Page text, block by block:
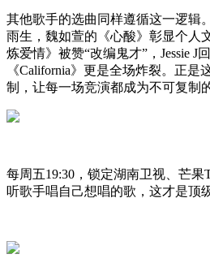
其他歌手的选曲同样遵循这一逻辑
雨生，魏如萱的《心酸》彰显个人
炼爱情》被赞“改编鬼才”，Jessie J
《California》更是全场炸裂。正是
制，让每一场竞演都成为不可复制
每周五19:30，锁定湖南卫视、芒果
听歌手唱自己想唱的歌，这才是顶